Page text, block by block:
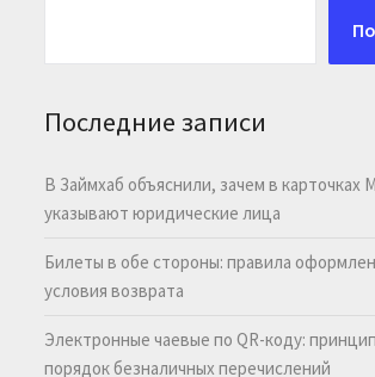
Последние записи
В Займхаб объяснили, зачем в карточках
указывают юридические лица
Билеты в обе стороны: правила
условия возврата
Электронные чаевые по QR-коду:
порядок безналичных перечислений